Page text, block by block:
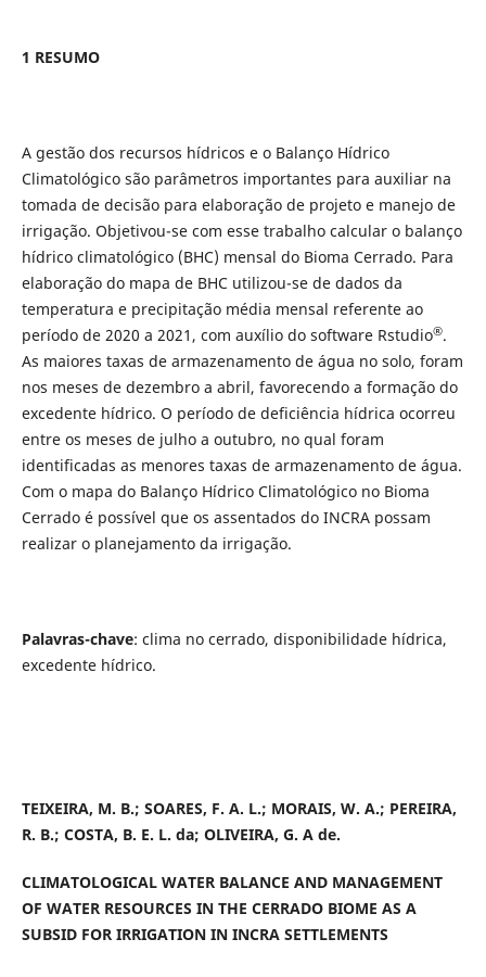
1 RESUMO
A gestão dos recursos hídricos e o Balanço Hídrico
Climatológico são parâmetros importantes para auxiliar na
tomada de decisão para elaboração de projeto e manejo de
irrigação. Objetivou-se com esse trabalho calcular o balanço
hídrico climatológico (BHC) mensal do Bioma Cerrado. Para
elaboração do mapa de BHC utilizou-se de dados da
temperatura e precipitação média mensal referente ao
período de 2020 a 2021, com auxílio do software Rstudio®.
As maiores taxas de armazenamento de água no solo, foram
nos meses de dezembro a abril, favorecendo a formação do
excedente hídrico. O período de deficiência hídrica ocorreu
entre os meses de julho a outubro, no qual foram
identificadas as menores taxas de armazenamento de água.
Com o mapa do Balanço Hídrico Climatológico no Bioma
Cerrado é possível que os assentados do INCRA possam
realizar o planejamento da irrigação.
Palavras-chave: clima no cerrado, disponibilidade hídrica,
excedente hídrico.
TEIXEIRA, M. B.; SOARES, F. A. L.; MORAIS, W. A.; PEREIRA,
R. B.; COSTA, B. E. L. da; OLIVEIRA, G. A de.
CLIMATOLOGICAL WATER BALANCE AND MANAGEMENT
OF WATER RESOURCES IN THE CERRADO BIOME AS A
SUBSID FOR IRRIGATION IN INCRA SETTLEMENTS